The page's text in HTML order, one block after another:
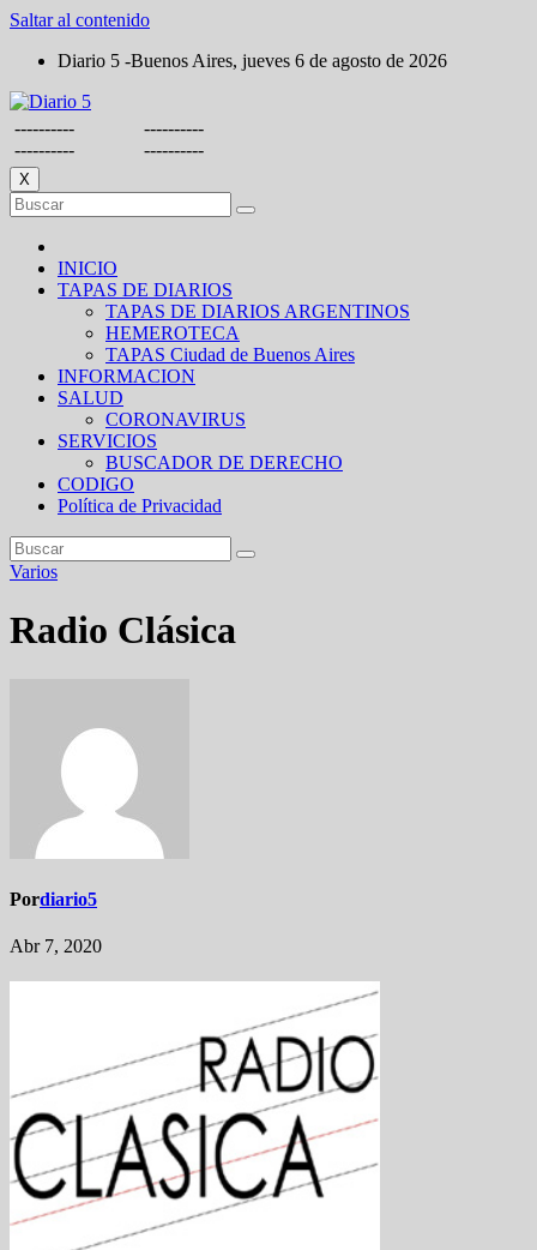
Saltar al contenido
Diario 5 -Buenos Aires, jueves 6 de agosto de 2026
----------
----------
----------
----------
X
INICIO
TAPAS DE DIARIOS
TAPAS DE DIARIOS ARGENTINOS
HEMEROTECA
TAPAS Ciudad de Buenos Aires
INFORMACION
SALUD
CORONAVIRUS
SERVICIOS
BUSCADOR DE DERECHO
CODIGO
Política de Privacidad
Varios
Radio Clásica
Pordiario5
Abr 7, 2020